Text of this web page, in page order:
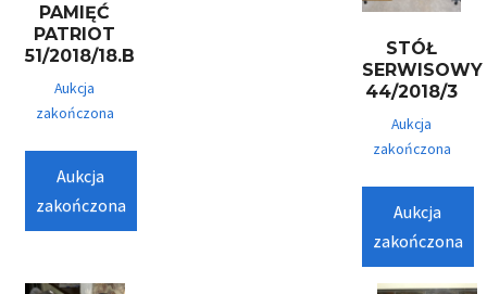
PAMIĘĆ
PATRIOT
51/2018/18.B
Aukcja
zakończona
Aukcja
zakończona
STÓŁ
SERWISOWY
44/2018/3
Aukcja
zakończona
Aukcja
zakończona